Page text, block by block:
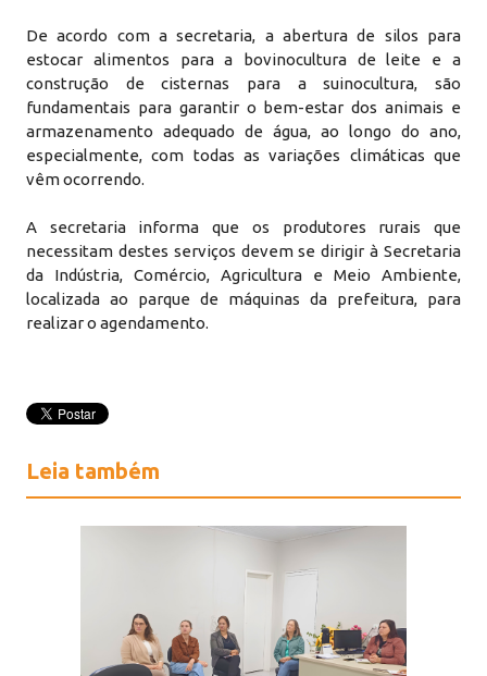
De acordo com a secretaria, a abertura de silos para
estocar alimentos para a bovinocultura de leite e a
construção de cisternas para a suinocultura, são
fundamentais para garantir o bem-estar dos animais e
armazenamento adequado de água, ao longo do ano,
especialmente, com todas as variações climáticas que
vêm ocorrendo.
A secretaria informa que os produtores rurais que
necessitam destes serviços devem se dirigir à Secretaria
da Indústria, Comércio, Agricultura e Meio Ambiente,
localizada ao parque de máquinas da prefeitura, para
realizar o agendamento.
Leia também